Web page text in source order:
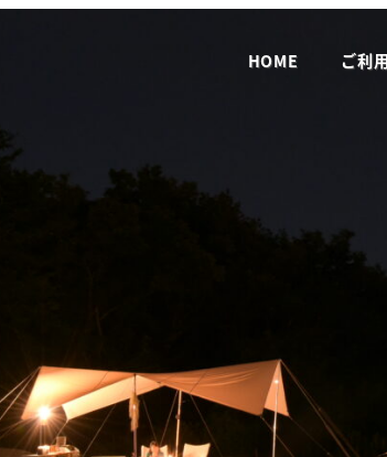
HOME ご利